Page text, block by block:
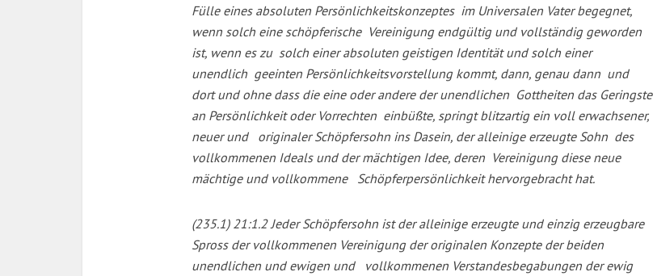
Fülle eines absoluten Persönlichkeitskonzeptes im Universalen Vater begegnet,
wenn solch eine schöpferische Vereinigung endgültig und vollständig geworden
ist, wenn es zu solch einer absoluten geistigen Identität und solch einer
unendlich geeinten Persönlichkeitsvorstellung kommt, dann, genau dann und
dort und ohne dass die eine oder andere der unendlichen Gottheiten das Geringste
an Persönlichkeit oder Vorrechten einbüßte, springt blitzartig ein voll erwachsener,
neuer und originaler Schöpfersohn ins Dasein, der alleinige erzeugte Sohn des
vollkommenen Ideals und der mächtigen Idee, deren Vereinigung diese neue
mächtige und vollkommene Schöpferpersönlichkeit hervorgebracht hat.
(235.1) 21:1.2 Jeder Schöpfersohn ist der alleinige erzeugte und einzig erzeugbare
Spross der vollkommenen Vereinigung der originalen Konzepte der beiden
unendlichen und ewigen und vollkommenen Verstandesbegabungen der ewig